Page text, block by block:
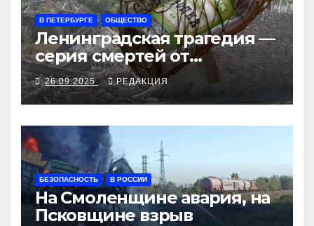
В ПЕТЕРБУРГЕ ОБЩЕСТВО
Ленинградская трагедия —
серия смертей от
алкосуррогата
26.09.2025 РЕДАКЦИЯ
БЕЗОПАСНОСТЬ В РОССИИ
На Смоленщине авария, на
Псковщине взрыв